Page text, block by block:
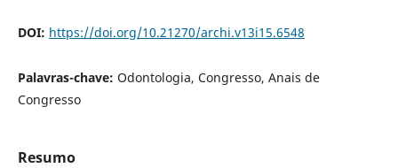
DOI: https://doi.org/10.21270/archi.v13i15.6548
Palavras-chave: Odontologia, Congresso, Anais de
Congresso
Resumo